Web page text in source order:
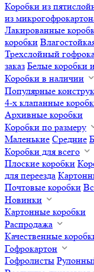
Коробки из
из
Лакированные
коробки
Трехслойный
заказ Белые коробки
Коробки в наличии
Популярные
4-х клапанные
Архивные коробки
Коробки по размеру
Маленькие Средние
Коробки для всего
Плоские коробки
для переезда
Почтовые коробки
Новинки
Картонные коробки
Распродажа
Качественные
Гофрокартон
Гофролисты